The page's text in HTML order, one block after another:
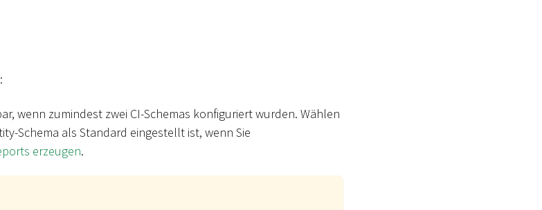
wenn zumindest zwei CI-Schemas konfiguriert wurden. Wählen
Schema als Standard eingestellt ist, wenn Sie
erzeugen.